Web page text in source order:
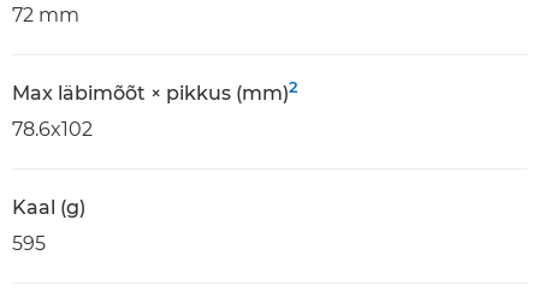
72 mm
Max läbimõõt × pikkus (mm)2
78.6x102
Kaal (g)
595